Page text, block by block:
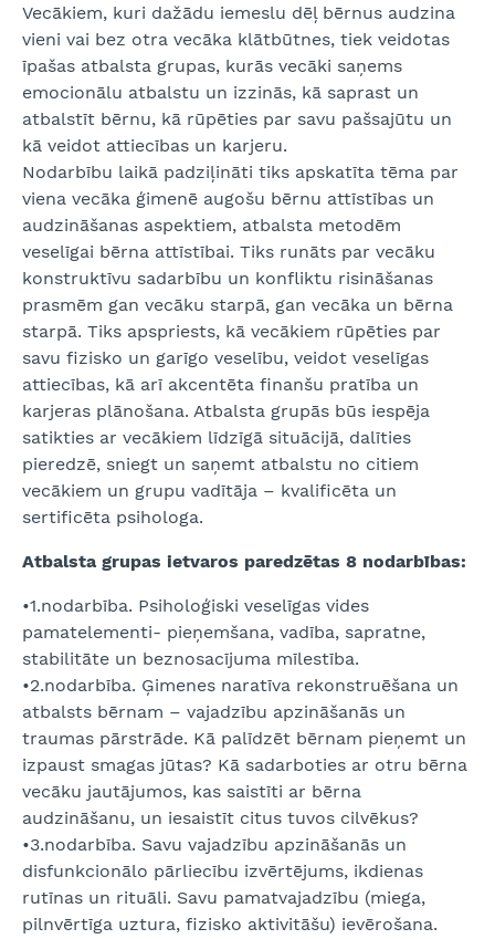
Vecākiem, kuri dažādu iemeslu dēļ bērnus audzina
vieni vai bez otra vecāka klātbūtnes, tiek veidotas
īpašas atbalsta grupas, kurās vecāki saņems
emocionālu atbalstu un izzinās, kā saprast un
atbalstīt bērnu, kā rūpēties par savu pašsajūtu un
kā veidot attiecības un karjeru.
Nodarbību laikā padziļināti tiks apskatīta tēma par
viena vecāka ģimenē augošu bērnu attīstības un
audzināšanas aspektiem, atbalsta metodēm
veselīgai bērna attīstībai. Tiks runāts par vecāku
konstruktīvu sadarbību un konfliktu risināšanas
prasmēm gan vecāku starpā, gan vecāka un bērna
starpā. Tiks apspriests, kā vecākiem rūpēties par
savu fizisko un garīgo veselību, veidot veselīgas
attiecības, kā arī akcentēta finanšu pratība un
karjeras plānošana. Atbalsta grupās būs iespēja
satikties ar vecākiem līdzīgā situācijā, dalīties
pieredzē, sniegt un saņemt atbalstu no citiem
vecākiem un grupu vadītāja – kvalificēta un
sertificēta psihologa.
Atbalsta grupas ietvaros paredzētas 8 nodarbības:
•1.nodarbība. Psiholoģiski veselīgas vides
pamatelementi- pieņemšana, vadība, sapratne,
stabilitāte un beznosacījuma mīlestība.
•2.nodarbība. Ģimenes naratīva rekonstruēšana un
atbalsts bērnam – vajadzību apzināšanās un
traumas pārstrāde. Kā palīdzēt bērnam pieņemt un
izpaust smagas jūtas? Kā sadarboties ar otru bērna
vecāku jautājumos, kas saistīti ar bērna
audzināšanu, un iesaistīt citus tuvos cilvēkus?
•3.nodarbība. Savu vajadzību apzināšanās un
disfunkcionālo pārliecību izvērtējums, ikdienas
rutīnas un rituāli. Savu pamatvajadzību (miega,
pilnvērtīga uztura, fizisko aktivitāšu) ievērošana.